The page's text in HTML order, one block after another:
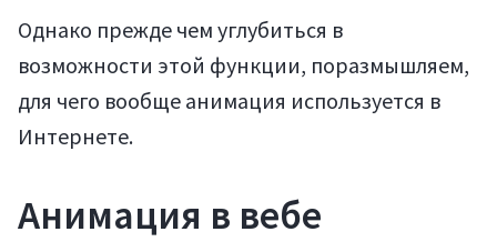
Однако прежде чем углубиться в
возможности этой функции, поразмышляем,
для чего вообще анимация используется в
Интернете.
Анимация в вебе